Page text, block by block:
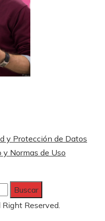
y Protección de Datos
y Normas de Uso
Reserved.